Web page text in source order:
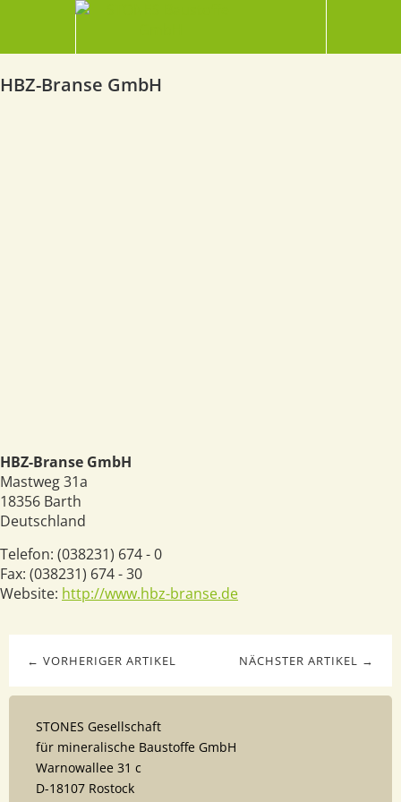
HBZ-Branse GmbH
HBZ-Branse GmbH
Mastweg 31a
18356 Barth
Deutschland
Telefon: (038231) 674 - 0
Fax: (038231) 674 - 30
Website: http://www.hbz-branse.de
NÄCHSTER ARTIKEL →
← VORHERIGER ARTIKEL
STONES Gesellschaft
für mineralische Baustoffe GmbH
Warnowallee 31 c
D-18107 Rostock